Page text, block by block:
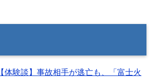
【体験談】事故相手が逃亡も、「富士火